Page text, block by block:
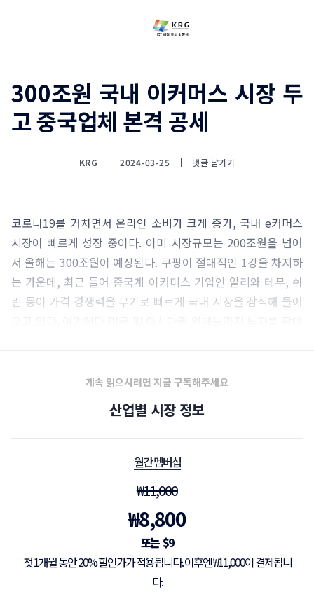
300조원 국내 이커머스 시장 두
고 중국업체 본격 공세
KRG 2024-03-25 댓글 남기기
코로나19를 거치면서 온라인 소비가 크게 증가, 국내 e커머스
시장이 빠르게 성장 중이다. 이미 시장규모는 200조원을 넘어
서 올해는 300조원이 예상된다. 쿠팡이 절대적인 1강을 차지하
는 가운데, 최근 들어 중국계 이커미스 기업인 알리와 테무, 쉬
린 등이 가격 경쟁력을 무기로 빠르게 국내 시장을 잠식해 들어
계속 읽으시려면 지금 구독해주세요
산업별 시장 정보
월간 멤버십
₩11,000
₩8,800
$9
첫 1개월 동안 20% 할인가가 적용됩니다. 이후엔 ₩11,000이 결제됩니
다.